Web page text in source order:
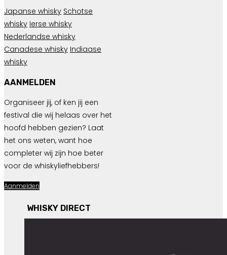
Japanse whisky Schotse
whisky Ierse whisky
Nederlandse whisky
Canadese whisky Indiaase
whisky
AANMELDEN
Organiseer jij, of ken jij een
festival die wij helaas over het
hoofd hebben gezien? Laat
het ons weten, want hoe
completer wij zijn hoe beter
voor de whiskyliefhebbers!
Aanmelden
WHISKY DIRECT